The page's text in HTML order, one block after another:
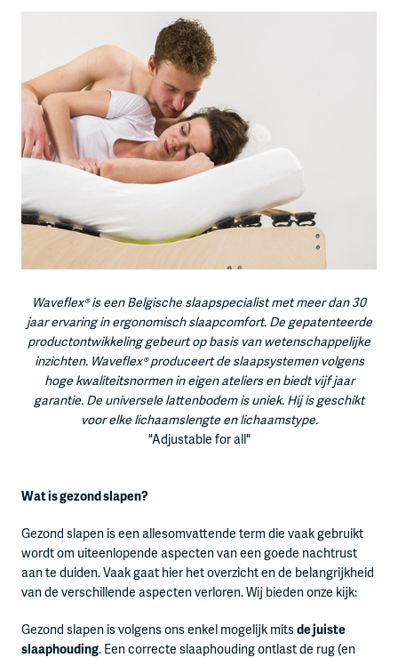
Waveflex® is een Belgische slaapspecialist met meer dan 30
jaar ervaring in ergonomisch slaapcomfort. De gepatenteerde
productontwikkeling gebeurt op basis van wetenschappelijke
inzichten. Waveflex® produceert de slaapsystemen volgens
hoge kwaliteitsnormen in eigen ateliers en biedt vijf jaar
garantie. De universele lattenbodem is uniek. Hij is geschikt
voor elke lichaamslengte en lichaamstype.
"Adjustable for all"
Wat is gezond slapen?
Gezond slapen is een allesomvattende term die vaak gebruikt
wordt om uiteenlopende aspecten van een goede nachtrust
aan te duiden. Vaak gaat hier het overzicht en de belangrijkheid
van de verschillende aspecten verloren. Wij bieden onze kijk:
Gezond slapen is volgens ons enkel mogelijk mitsde juiste
slaaphouding. Een correcte slaaphouding ontlast de rug (en